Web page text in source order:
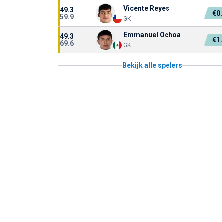
49.3
59.9
Vicente Reyes
GK
49.3
69.6
Emmanuel Ochoa
GK
Bekijk alle spelers